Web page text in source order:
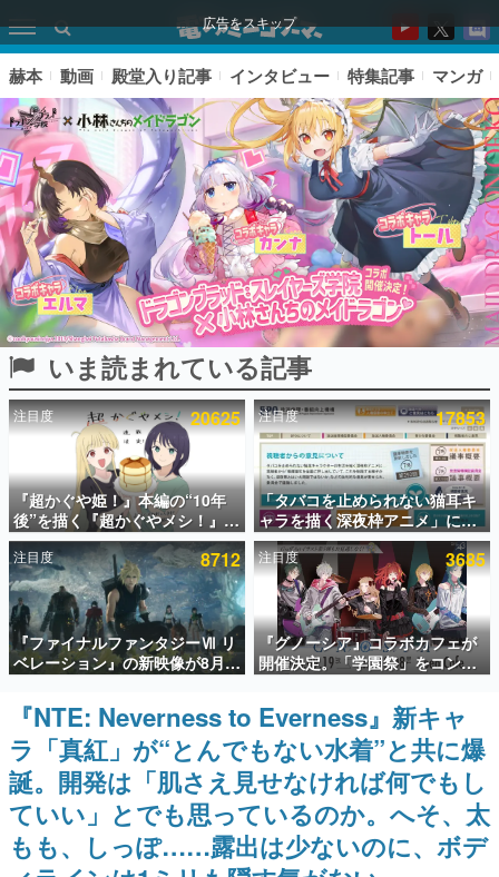
広告をスキップ
ピックアップ
電ファミのいま読まれている記事ランキング
アプリセール情報
インタビュー
連載・特集一覧
殿堂入り記事
SNS拡散数が数千以上！ ページビュー数万以上！ などな
ど。多くの人々に読まれた、電ファミ渾身の“殿堂入り”記
事をまとめました。
ゲームの企画書
名作ゲームクリエイターの方々に製作時のエピソードをお
聞きし、ヒットする企画（ゲーム）とは何か？を探ってい
きます。
赫本
この物語を解いてはいけない。『赫本』は、〈試験問題〉
の形をした短編ホラー小説集です。
赫本 動画 殿堂入り記事 インタビュー 特集記事 マンガ
いま読まれている記事
注目度 20625
『超かぐや姫！』本編の“10年
後”を描く『超かぐやメシ！』
Web連載決定。新たなWebマン
ガレーベル「ビビビコミック」
にて特別話が掲載スタート、あ
のお話には…まだ続きがある！
注目度 17853
「タバコを止められない猫耳キ
ャラを描く深夜枠アニメ」に視
聴者の一部から批判意見。違法
薬物の使用と思しき描写も含め
て、BPOが議論を交わす
注目度 8712
『ファイナルファンタジーⅦ リ
ベレーション』の新映像が8月
26日早朝に公開へ。『FF7』リ
メイクシリーズの完結編、
「gamescom」のオープニング
ナイトライブにてディレクター
の浜口直樹氏が登壇する予定
注目度 3685
『グノーシア』コラボカフェが
開催決定。「学園祭」をコンセ
プトに、模擬店やセツやSQ、ラ
キオたちが学祭バンドを楽しむ
様子を切り取った新グッズが展
開
『NTE: Neverness to Everness』新キャ
ラ「真紅」が“とんでもない水着”と共に爆
誕。開発は「肌さえ見せなければ何でもし
ていい」とでも思っているのか。へそ、太
もも、しっぽ……露出は少ないのに、ボデ